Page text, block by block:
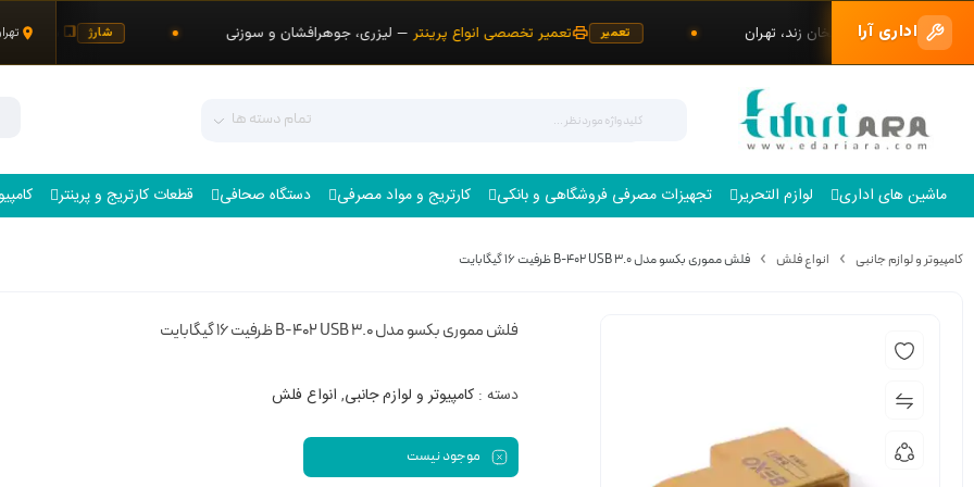
اداری آرا تعمیر تعمیر تخصصی انواع پرینتر— لیزری، جوهرافشان و سوزنی شارژ شارژ و و خرید کارتریج | کریمخان زند، تهران
تمام دسته ها
ماشین های اداری لوازم التحریر تجهیزات مصرفی فروشگاهی و بانکی کارتریج و مواد مصرفی دستگاه صحافی قطعات کارتریج و پرینتر
کامپیوتر و لوازم جانبی انواع فلش فلش مموری بکسو مدل B-402 USB 3.0 ظرفیت 16 گیگابایت
فلش مموری بکسو مدل B-402 USB 3.0 ظرفیت 16 گیگابایت
دسته : کامپیوتر و لوازم جانبی, انواع فلش
موجود نیست